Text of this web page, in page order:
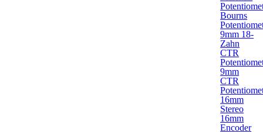
Bourns
9mm 18-
Zahn
CTR
9mm
CTR
16mm
Stereo
16mm
Encoder